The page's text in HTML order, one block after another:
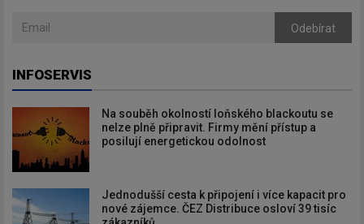
Odebírat
INFOSERVIS
Na souběh okolností loňského blackoutu se
nelze plně připravit. Firmy mění přístup a
posilují energetickou odolnost
Jednodušší cesta k připojení i více kapacit pro
nové zájemce. ČEZ Distribuce osloví 39 tisíc